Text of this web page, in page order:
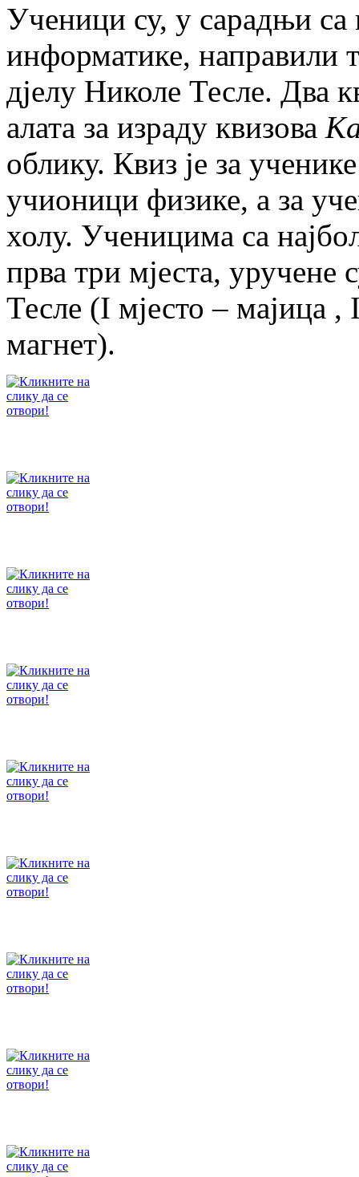
Ученици су, у сарадњи
информатике, направили
дјелу Николе Тесле. Два
алата за израду квизова
облику. Квиз је за
учионици физике, а за
холу. Ученицима са
прва три мјеста, уручене
Тесле (I мјесто – мајица
магнет).